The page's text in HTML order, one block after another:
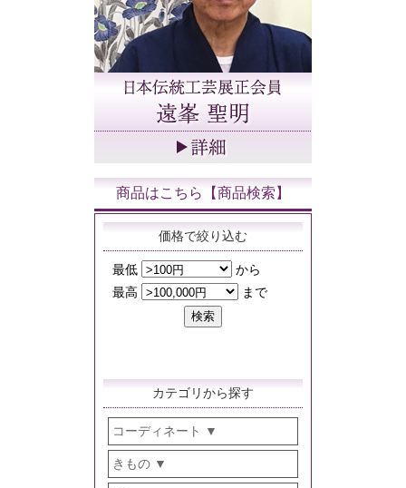
商品はこちら【商品検索】
価格で絞り込む
カテゴリから探す
コーディネート
きもの